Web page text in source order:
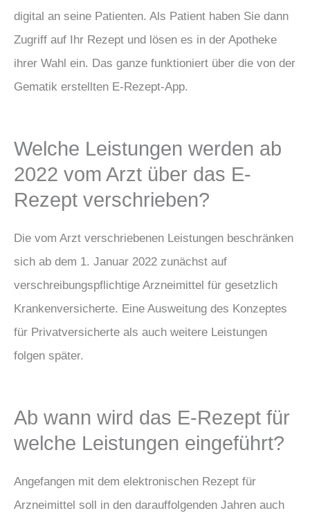
digital an seine Patienten. Als Patient haben Sie dann
Zugriff auf Ihr Rezept und lösen es in der Apotheke
ihrer Wahl ein. Das ganze funktioniert über die von der
Gematik erstellten E-Rezept-App.
Welche Leistungen werden ab
2022 vom Arzt über das E-
Rezept verschrieben?
Die vom Arzt verschriebenen Leistungen beschränken
sich ab dem 1. Januar 2022 zunächst auf
verschreibungspflichtige Arzneimittel für gesetzlich
Krankenversicherte. Eine Ausweitung des Konzeptes
für Privatversicherte als auch weitere Leistungen
folgen später.
Ab wann wird das E-Rezept für
welche Leistungen eingeführt?
Angefangen mit dem elektronischen Rezept für
Arzneimittel soll in den darauffolgenden Jahren auch